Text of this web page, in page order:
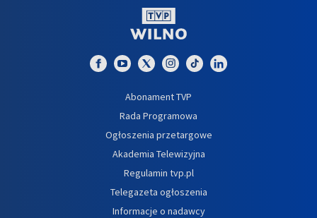
Abonament TVP
Rada Programowa
Ogłoszenia przetargowe
Akademia Telewizyjna
Regulamin tvp.pl
Telegazeta ogłoszenia
Informacje o nadawcy